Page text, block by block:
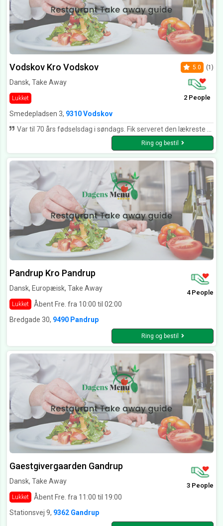
Vodskov Kro Vodskov
Dansk, Take Away
Lukket
5.0 (1)
2 People
Smedepladsen 3, 9310 Vodskov
Var til 70 års fødselsdag i søndags. Fik serveret den lækreste mad, kan varmt anbefales 👍. Og det blev serveret af en dygtig tjener.
Ring og bestil
Pandrup Kro Pandrup
Dansk, Europæisk, Take Away
Lukket Åbent Fre. fra 10:00 til 02:00
4 People
Bredgade 30, 9490 Pandrup
Ring og bestil
Gaestgivergaarden Gandrup
Dansk, Take Away
Lukket Åbent Fre. fra 11:00 til 19:00
3 People
Stationsvej 9, 9362 Gandrup